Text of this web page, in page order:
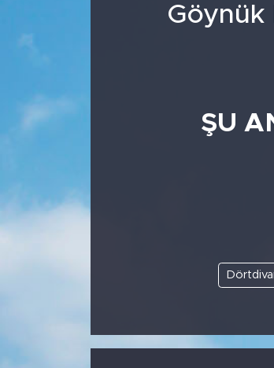
Göynük
ŞU